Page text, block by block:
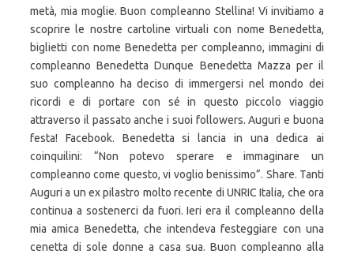
metà, mia moglie. Buon compleanno Stellina! Vi invitiamo a
scoprire le nostre cartoline virtuali con nome Benedetta,
biglietti con nome Benedetta per compleanno, immagini di
compleanno Benedetta Dunque Benedetta Mazza per il
suo compleanno ha deciso di immergersi nel mondo dei
ricordi e di portare con sé in questo piccolo viaggio
attraverso il passato anche i suoi followers. Auguri e buona
festa! Facebook. Benedetta si lancia in una dedica ai
coinquilini: “Non potevo sperare e immaginare un
compleanno come questo, vi voglio benissimo”. Share. Tanti
Auguri a un ex pilastro molto recente di UNRIC Italia, che ora
continua a sostenerci da fuori. Ieri era il compleanno della
mia amica Benedetta, che intendeva festeggiare con una
cenetta di sole donne a casa sua. Buon compleanno alla